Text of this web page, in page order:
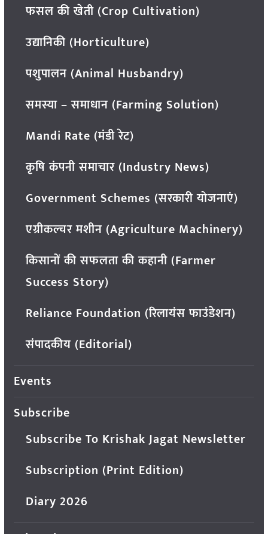
फसल की खेती (Crop Cultivation)
उद्यानिकी (Horticulture)
पशुपालन (Animal Husbandry)
समस्या – समाधान (Farming Solution)
Mandi Rate (मंडी रेट)
कृषि कंपनी समाचार (Industry News)
Government Schemes (सरकारी योजनाएं)
एग्रीकल्चर मशीन (Agriculture Machinery)
किसानों की सफलता की कहानी (Farmer
Success Story)
Reliance Foundation (रिलायंस फाउंडेशन)
संपादकीय (Editorial)
Events
Subscribe
Subscribe To Krishak Jagat Newsletter
Subscription (Print Edition)
Diary 2026